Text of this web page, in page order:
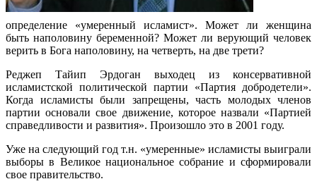
определение «умеренный исламист». Может ли женщина
быть наполовину беременной? Может ли верующий человек
верить в Бога наполовину, на четверть, на две трети?
Реджеп Тайип Эрдоган выходец из консервативной
исламистской политической партии «Партия добродетели».
Когда исламисты были запрещены, часть молодых членов
партии основали свое движение, которое назвали «Партией
справедливости и развития». Произошло это в 2001 году.
Уже на следующий год т.н. «умеренные» исламисты выиграли
выборы в Великое национальное собрание и сформировали
свое правительство.